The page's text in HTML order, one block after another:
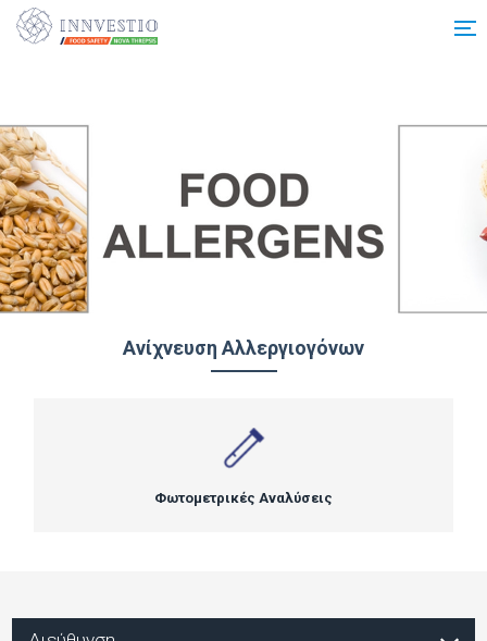
Additionally, paste this code immediately after the opening tag:
Ανίχνευση Αλλεργιογόνων
Φωτομετρικές Αναλύσεις